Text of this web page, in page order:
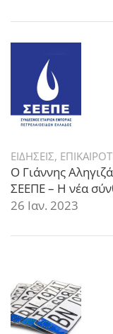
ΕΙΔΗΣΕΙΣ,
Ο Γιάννης
ΣΕΕΠΕ – Η νέα
26 Ιαν. 2023